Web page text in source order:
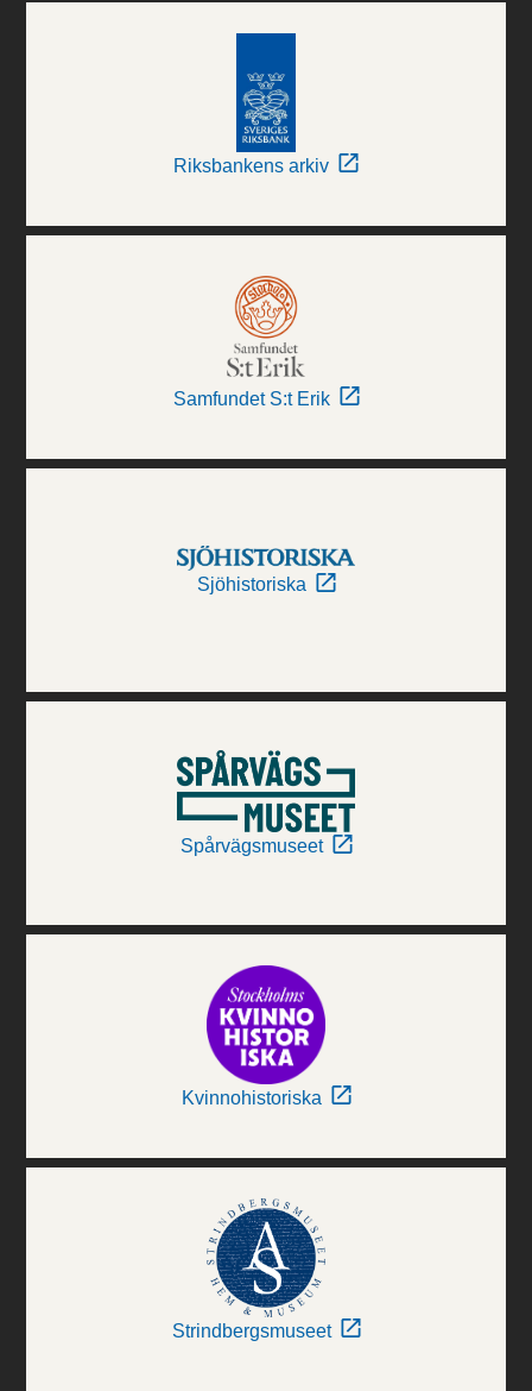
Riksbankens arkiv
Samfundet S:t Erik
Sjöhistoriska
Spårvägsmuseet
Kvinnohistoriska
Strindbergsmuseet